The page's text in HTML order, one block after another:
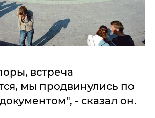
встреча
мы продвинулись по
- сказал он.